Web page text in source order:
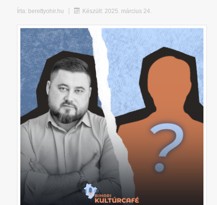
Írta: berettyohir.hu Készült: 2025. március 24.